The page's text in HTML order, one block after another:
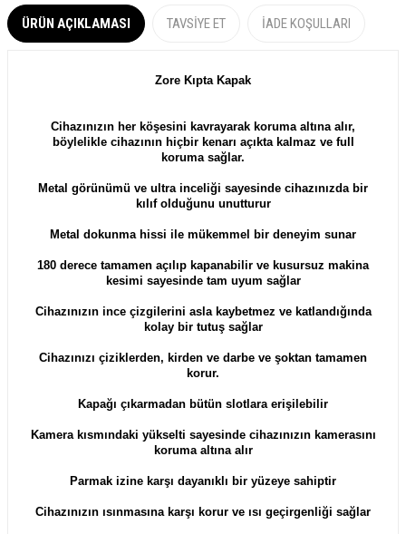
ÜRÜN AÇIKLAMASI TAVSIYE ET İADE KOŞULLARI
Zore Kıpta Kapak
​​​​​​​​​​​​​​​​​​​​​​​​​​​​​​​​​​​​​​​​​​​​​​Cihazınızın her köşesini kavrayarak koruma altına alır,
böylelikle cihazının hiçbir kenarı açıkta kalmaz ve full
koruma sağlar.
Metal görünümü ve ultra inceliği sayesinde cihazınızda bir
kılıf olduğunu unutturur
Metal dokunma hissi ile mükemmel bir deneyim sunar
180 derece tamamen açılıp kapanabilir ve kusursuz makina
kesimi sayesinde tam uyum sağlar
Cihazınızın ince çizgilerini asla kaybetmez ve katlandığında
kolay bir tutuş sağlar
Cihazınızı çiziklerden, kirden ve darbe ve şoktan tamamen
korur.
Kapağı çıkarmadan bütün slotlara erişilebilir
Kamera kısmındaki yükselti sayesinde cihazınızın kamerasını
koruma altına alır
Parmak izine karşı dayanıklı bir yüzeye sahiptir
Cihazınızın ısınmasına karşı korur ve ısı geçirgenliği sağlar